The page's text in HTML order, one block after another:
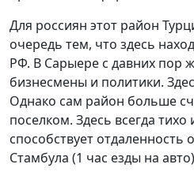
Для россиян этот район
очередь тем, что здесь
РФ. В Сарыере с давних пор
бизнесмены и политики.
Однако сам район больше
поселком. Здесь всегда
способствует отдаленность
Стамбула (1 час езды на